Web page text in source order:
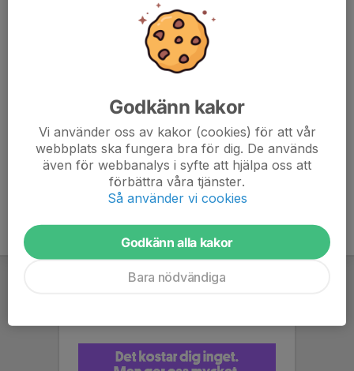
Erik Thorin
Ledare
070-424 96 22
rithon@gmail.com
Godkänn kakor
Vi använder oss av kakor (cookies) för att vår
webbplats ska fungera bra för dig. De används
även för webbanalys i syfte att hjälpa oss att
förbättra våra tjänster.
Så använder vi cookies
Godkänn alla kakor
Bara nödvändiga